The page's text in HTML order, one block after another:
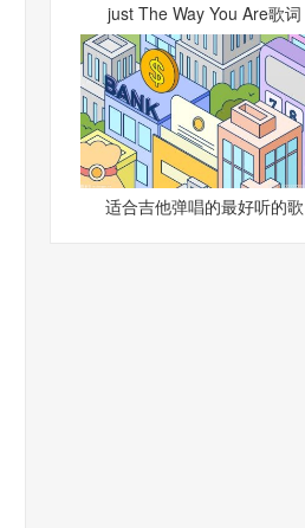
just The Way You Are歌词
适合吉他弹唱的最好听的歌